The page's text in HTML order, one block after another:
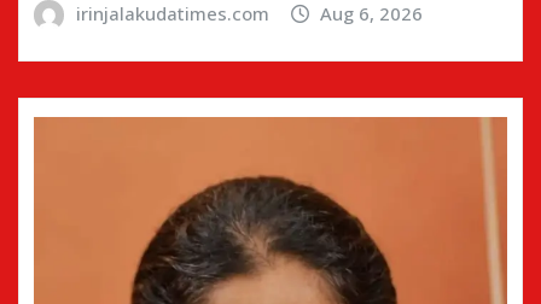
irinjalakudatimes.com Aug 6, 2026